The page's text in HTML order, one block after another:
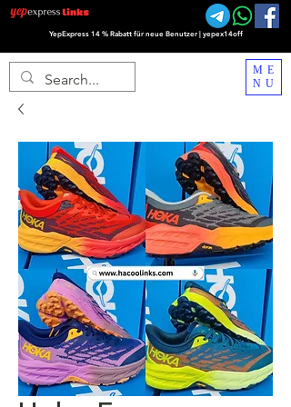
YepExpress 14 % Rabatt für neue Benutzer | yepex14off
ME
NU